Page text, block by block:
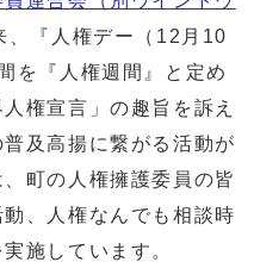
、『人権デー（12月10
を『人権週間』と定め
権宣言」の趣旨を訴え
及高揚に繋がる活動が
町の人権擁護委員の皆
、人権なんでも相談時
施しています。